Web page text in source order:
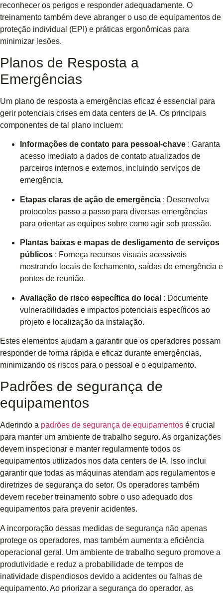
reconhecer os perigos e responder adequadamente. O
treinamento também deve abranger o uso de equipamentos de
proteção individual (EPI) e práticas ergonômicas para
minimizar lesões.
Planos de Resposta a
Emergências
Um plano de resposta a emergências eficaz é essencial para
gerir potenciais crises em data centers de IA. Os principais
componentes de tal plano incluem:
Informações de contato para pessoal-chave : Garanta
acesso imediato a dados de contato atualizados de
parceiros internos e externos, incluindo serviços de
emergência.
Etapas claras de ação de emergência : Desenvolva
protocolos passo a passo para diversas emergências
para orientar as equipes sobre como agir sob pressão.
Plantas baixas e mapas de desligamento de serviços
públicos : Forneça recursos visuais acessíveis
mostrando locais de fechamento, saídas de emergência e
pontos de reunião.
Avaliação de risco específica do local : Documente
vulnerabilidades e impactos potenciais específicos ao
projeto e localização da instalação.
Estes elementos ajudam a garantir que os operadores possam
responder de forma rápida e eficaz durante emergências,
minimizando os riscos para o pessoal e o equipamento.
Padrões de segurança de
equipamentos
Aderindo a padrões de segurança de equipamentos é crucial
para manter um ambiente de trabalho seguro. As organizações
devem inspecionar e manter regularmente todos os
equipamentos utilizados nos data centers de IA. Isso inclui
garantir que todas as máquinas atendam aos regulamentos e
diretrizes de segurança do setor. Os operadores também
devem receber treinamento sobre o uso adequado dos
equipamentos para prevenir acidentes.
A incorporação dessas medidas de segurança não apenas
protege os operadores, mas também aumenta a eficiência
operacional geral. Um ambiente de trabalho seguro promove a
produtividade e reduz a probabilidade de tempos de
inatividade dispendiosos devido a acidentes ou falhas de
equipamento. Ao priorizar a segurança do operador, as